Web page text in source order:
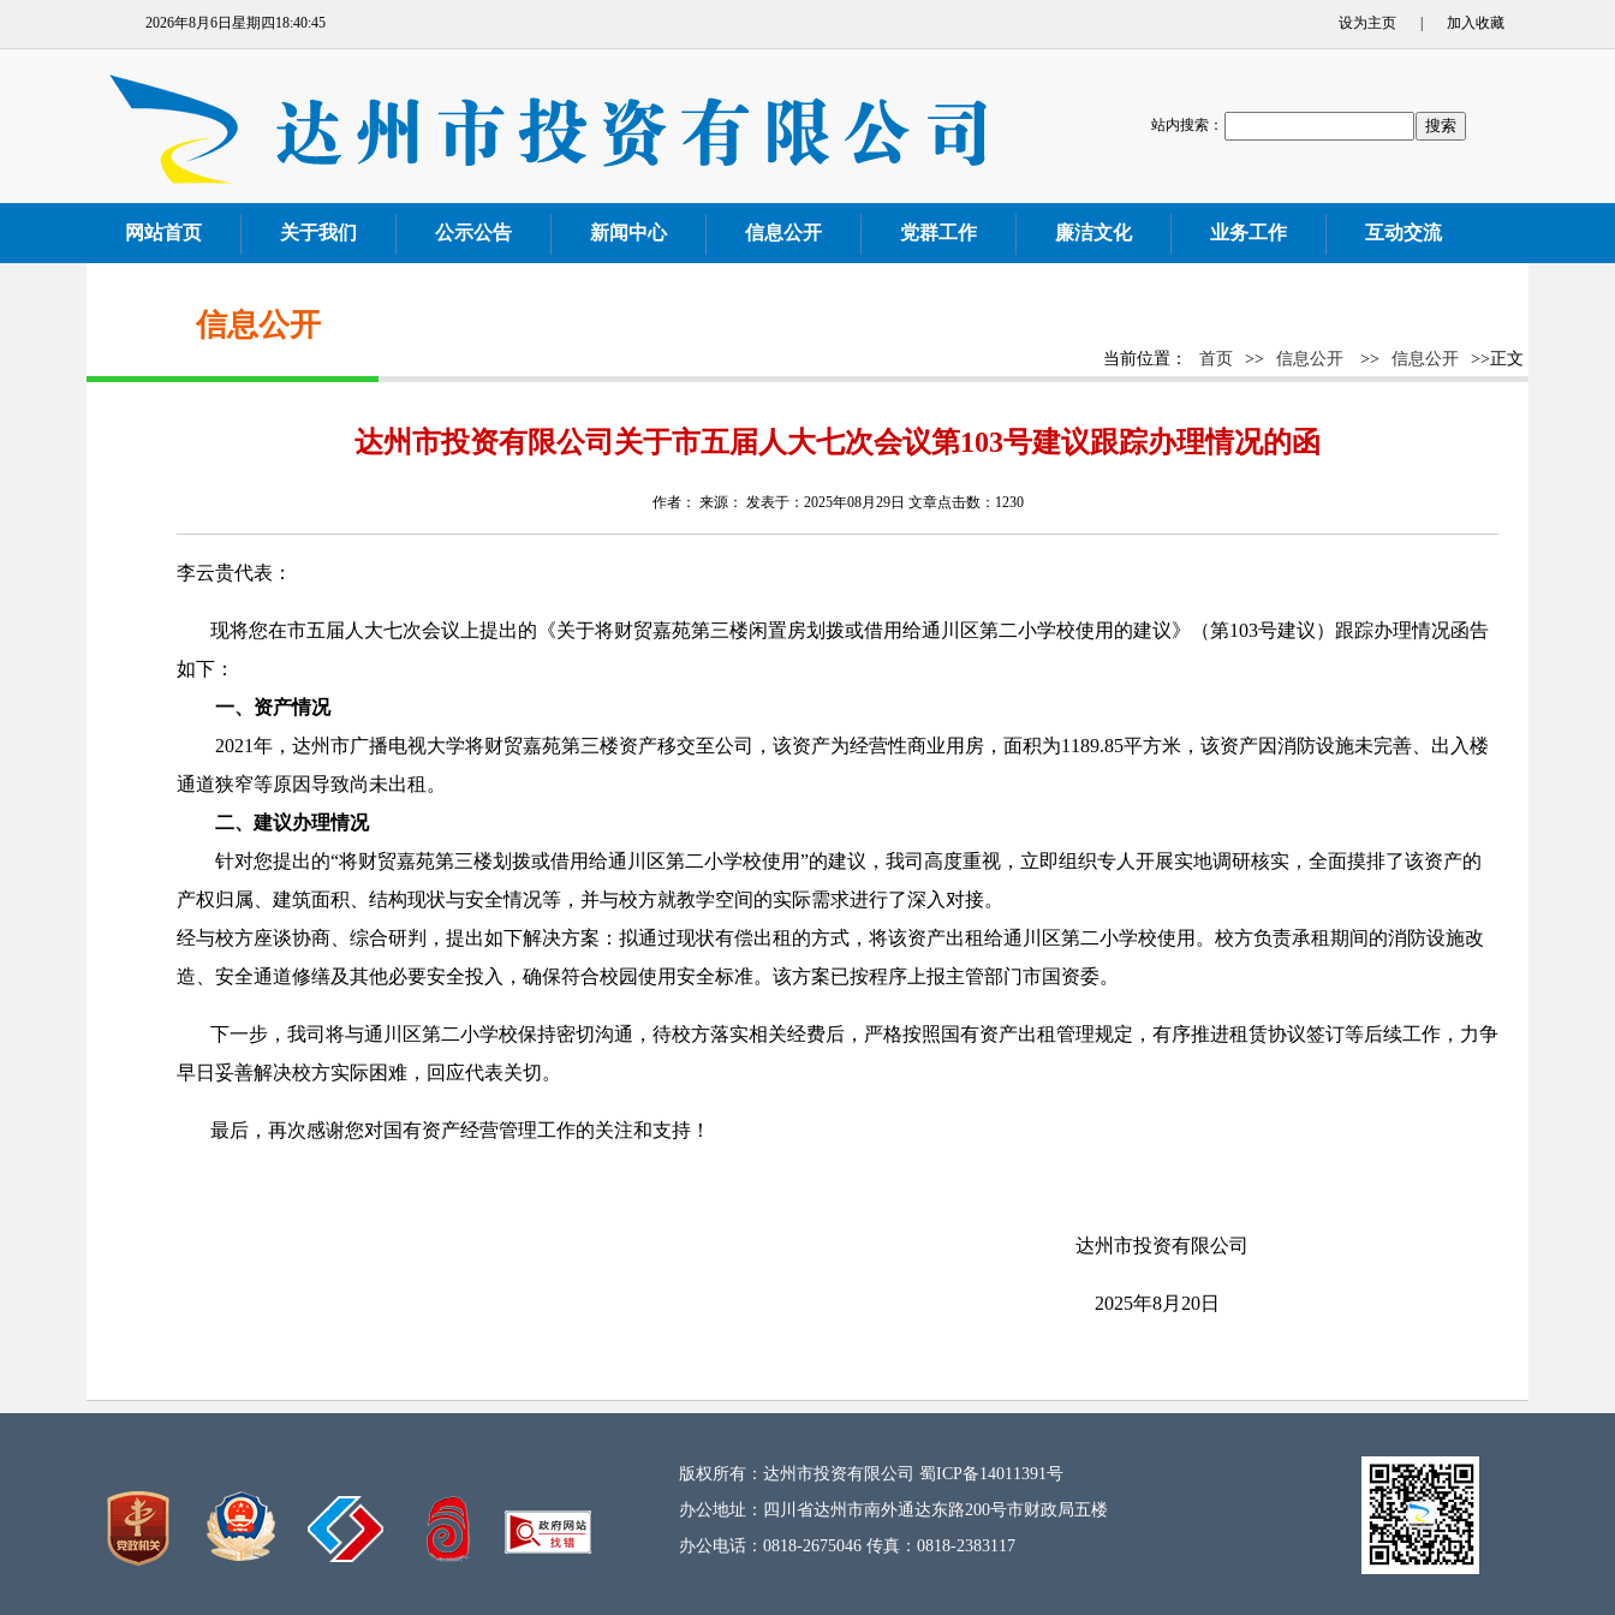
2026年8月6日星期四18:40:46 设为主页 加入收藏
站内搜索：
网站首页 关于我们 公示公告 新闻中心 信息公开 党群工作 廉洁文化 业务工作 互动交流
信息公开
当前位置： 首页 >> 信息公开 >> 信息公开 >>正文
达州市投资有限公司关于市五届人大七次会议第103号建议跟踪办理情况的函
作者： 来源： 发表于：2025年08月29日 文章点击数：1230
李云贵代表：
现将您在市五届人大七次会议上提出的《关于将财贸嘉苑第三楼闲置房划拨或借用给通川区第二小学校使用的建议》（第103号建议）跟踪办理情况函告
如下：
一、资产情况
2021年 ， 达州市广播电视大学将财贸嘉苑第三楼资产移交至公司 ，该资产为经营性商业用房，面积为1189.85平方米，该资产因消防设施未完善、出入楼
通道狭窄等原因导致尚未出租。
二、建议办理情况
针对您提出的“将财贸嘉苑第三楼划拨或借用给通川区第二小学校使用”的建议，我司高度重视，立即组织专人开展实地调研核实，全面摸排了该资产的
产权归属、建筑面积、结构现状与安全情况等，并与校方就教学空间的实际需求进行了深入对接。
经与校方座谈协商、综合研判，提出如下解决方案：拟通过现状有偿出租的方式，将该资产出租给通川区第二小学校使用。校方负责承租期间的消防设施改
造、安全通道修缮及其他必要安全投入，确保符合校园使用安全标准。该方案已按程序上报主管部门市国资委。
下一步，我司将与通川区第二小学校保持密切沟通，待校方落实相关经费后，严格按照国有资产出租管理规定，有序推进租赁协议签订等后续工作，力争
早日妥善解决校方实际困难，回应代表关切。
最后，再次感谢您对国有资产经营管理工作的关注和支持！
达州市投资有限公司
2025年8月 20日
版权所有：达州市投资有限公司 蜀ICP备14011391号
办公地址：四川省达州市南外通达东路200号市财政局五楼
办公电话：0818-2675046 传真：0818-2383117